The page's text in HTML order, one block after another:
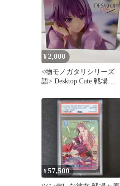
¥2,000
<物モノガタリシリーズ
語> Desktop Cute 戦場ヶ
¥57,500